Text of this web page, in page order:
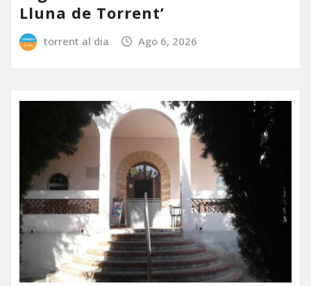
Lluna de Torrent’
torrent al dia Ago 6, 2026